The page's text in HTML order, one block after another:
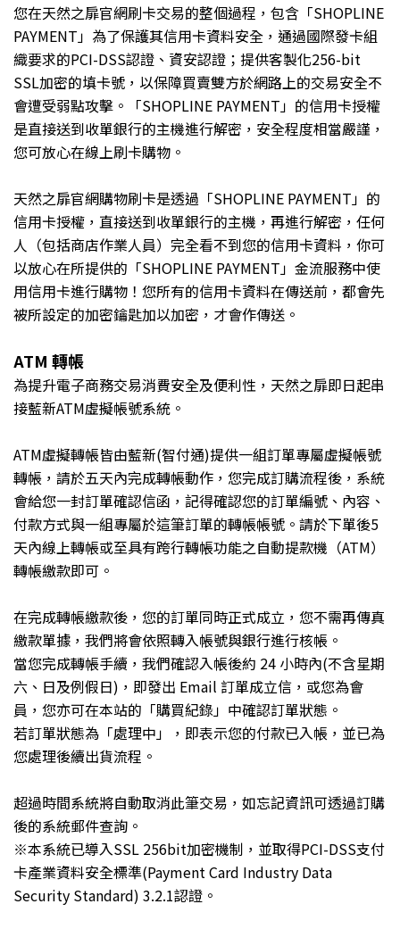
您在天然之扉官網刷卡交易的整個過程，包含 「SHOPLINE
PAYMENT」 為了保護其信用卡資料安全，通過國際發卡組
織要求的PCI-DSS認證、資安認證；提供客製化256-bit
SSL加密的填卡號，以保障買賣雙方於網路上的交易安全不
會遭受弱點攻擊。
「SHOPLINE PAYMENT」 的信用卡授權
是直接送到收單銀行的主機進行解密，安全程度相當嚴謹，
您可放心在線上刷卡購物。
天然之扉官網購物刷卡是透過 「SHOPLINE PAYMENT」 的
信用卡授權，直接送到收單銀行的主機，再進行解密，任何
人（包括商店作業人員）完全看不到您的信用卡資料，你可
以放心在所提供的 「SHOPLINE PAYMENT」 金流服務中使
用信用卡進行購物！您所有的信用卡資料在傳送前，都會先
被所設定的加密鑰匙加以加密，才會作傳送。
ATM 轉帳
為提升電子商務交易消費安全及便利性，天然之扉即日起串
接藍新ATM虛擬帳號系統。
ATM虛擬轉帳皆由藍新(智付通)提供一組訂單專屬虛擬帳號
轉帳，請於五天內完成轉帳動作， 您完成訂購流程後，系統
會給您一封訂單確認信函，記得確認您的訂單編號、內容、
付款方式與一組專屬於這筆訂單的轉帳帳號。 請於下單後5
天內線上轉帳或至具有跨行轉帳功能之自動提款機（ATM）
轉帳繳款即可。
在完成轉帳繳款後，您的訂單同時正式成立，您不需再傳真
繳款單據，我們將會依照轉入帳號與銀行進行核帳。
當您完成轉帳手續，我們確認入帳後約 24 小時內(不含星期
六、日及例假日)，即發出 Email 訂單成立信，或您為會
員，您亦可在本站的「購買紀錄」中確認訂單狀態。
若訂單狀態為「處理中」，即表示您的付款已入帳，並已為
您處理後續出貨流程。
超過時間系統將自動取消此筆交易，如忘記資訊可透過訂購
後的系統郵件查詢。
※本系統已導入SSL 256bit加密機制，並取得PCI-DSS支付
卡產業資料安全標準(Payment Card Industry Data
Security Standard) 3.2.1認證。